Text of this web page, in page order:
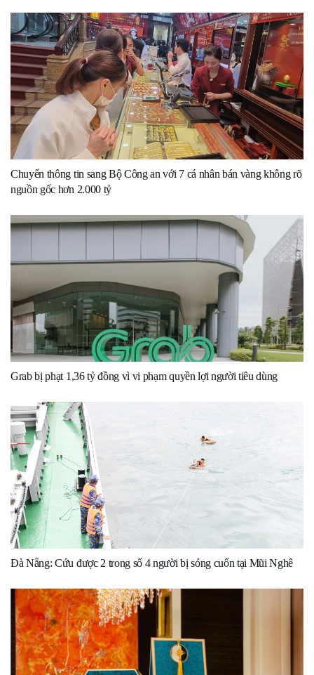
Chuyển thông tin sang Bộ Công an với 7 cá nhân bán vàng không rõ
nguồn gốc hơn 2.000 tỷ
Grab bị phạt 1,36 tỷ đồng vì vi phạm quyền lợi người tiêu dùng
Đà Nẵng: Cứu được 2 trong số 4 người bị sóng cuốn tại Mũi Nghê